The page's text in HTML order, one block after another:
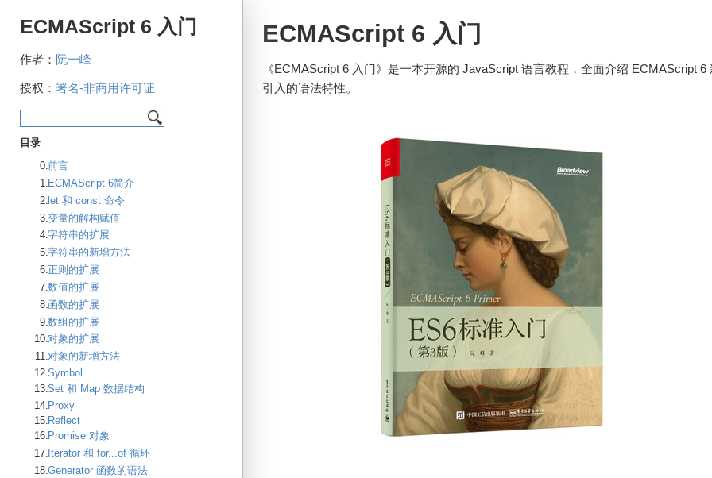
ECMAScript 6 入门
作者： 阮一峰
授权： 署名-非商用许可证
目录
前言
ECMAScript 6简介
let 和 const 命令
变量的解构赋值
字符串的扩展
字符串的新增方法
正则的扩展
数值的扩展
函数的扩展
数组的扩展
对象的扩展
对象的新增方法
Symbol
Set 和 Map 数据结构
Proxy
Reflect
Promise 对象
Iterator 和 for...of 循环
Generator 函数的语法
ECMAScript 6 入门
《ECMAScript 6 入门》是一本开源的 JavaScript 语言教程，全面介绍 ECMAScript 6
引入的语法特性。